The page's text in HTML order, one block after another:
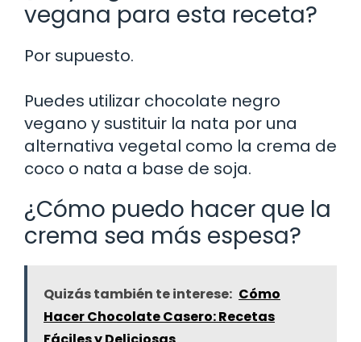
vegana para esta receta?
Por supuesto.
Puedes utilizar chocolate negro
vegano y sustituir la nata por una
alternativa vegetal como la crema de
coco o nata a base de soja.
¿Cómo puedo hacer que la
crema sea más espesa?
Quizás también te interese: Cómo
Hacer Chocolate Casero: Recetas